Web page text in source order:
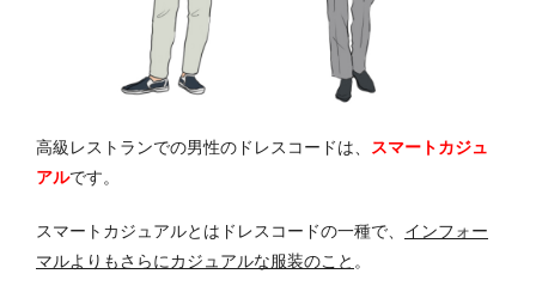
高級レストランでの男性のドレスコードは、 スマートカジュ
アルです。
スマートカジュアルとはドレスコードの一種で、 インフォー
マルよりもさらにカジュアルな服装のこと 。